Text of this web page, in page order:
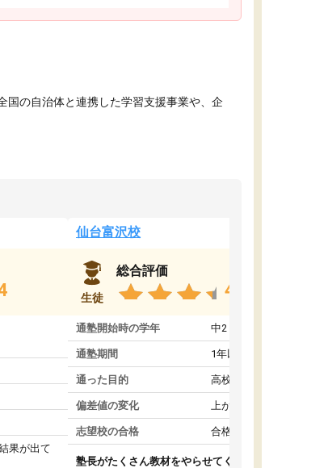
国の自治体と連携した学習支援事業や、企
果が出て
仙台富沢校
生徒
総合評価
4.8
通塾開始時の学年 中2
通塾期間 1年以上
通った目的 高校受験対策
偏差値の変化 上がった
志望校の合格 合格した
塾長がたくさん教材をやらせてくれて良かった